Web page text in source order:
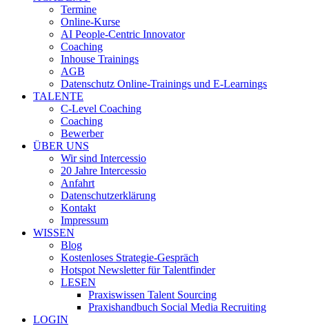
Termine
Online-Kurse
AI People-Centric Innovator
Coaching
Inhouse Trainings
AGB
Datenschutz Online-Trainings und E-Learnings
TALENTE
C-Level Coaching
Coaching
Bewerber
ÜBER UNS
Wir sind Intercessio
20 Jahre Intercessio
Anfahrt
Datenschutzerklärung
Kontakt
Impressum
WISSEN
Blog
Kostenloses Strategie-Gespräch
Hotspot Newsletter für Talentfinder
LESEN
Praxiswissen Talent Sourcing
Praxishandbuch Social Media Recruiting
LOGIN